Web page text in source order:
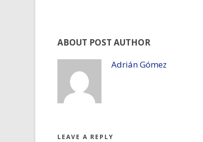
ABOUT POST AUTHOR
Adrián Gómez
LEAVE A REPLY